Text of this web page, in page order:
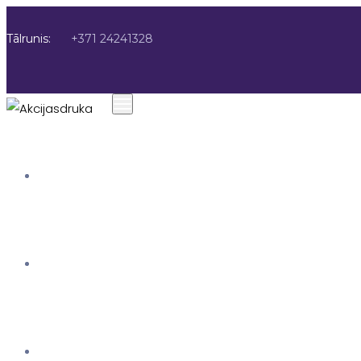
Tālrunis: +371 24241328
Labākie drukas